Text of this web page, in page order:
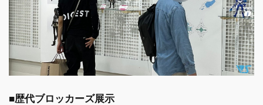
■歴代ブロッカーズ展示